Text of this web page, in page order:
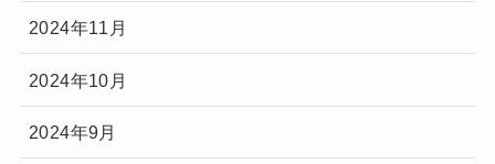
2024年11月
2024年10月
2024年9月